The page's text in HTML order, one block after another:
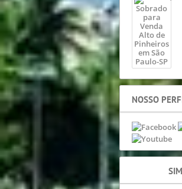
NOSSO